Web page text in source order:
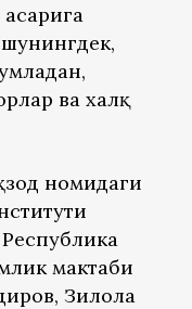
ва халқ
номидаги
мактаби
Зилола